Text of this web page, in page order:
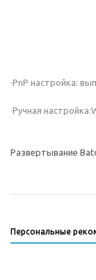
·PnP настройка:
·Ручная
Развертывание
Персональные